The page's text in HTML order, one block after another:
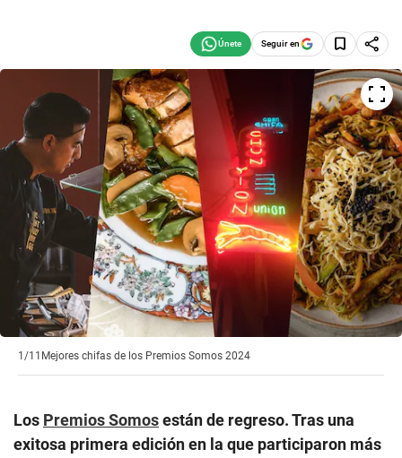
Seguir en
1/11 Mejores chifas de los Premios Somos 2024
Los Premios Somosestán de regreso. Tras una
exitosa primera edición en la que participaron más